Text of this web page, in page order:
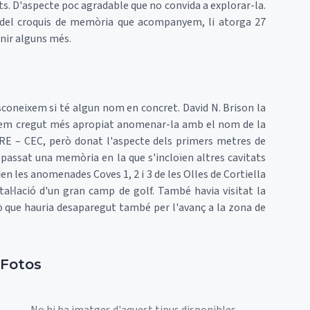
poc agradable que no convida a explorar-la.
croquis de memòria que acompanyem, li atorga 27
alguns més.
si té algun nom en concret. David N. Brison la
cregut més apropiat anomenar-la amb el nom de la
– CEC, però donat l'aspecte dels primers metres de
una memòria en la que s'incloïen altres cavitats
les anomenades Coves 1, 2 i 3 de les Olles de Cortiella
d'un gran camp de golf. També havia visitat la
hauria desaparegut també per l'avanç a la zona de
Fotos